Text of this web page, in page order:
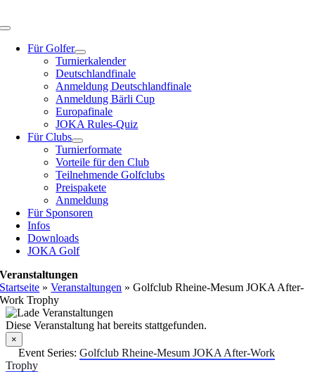
Inhalt
Toggle
NavigationFür Golfer
Turnierkalender
Deutschlandfinale
Anmeldung Deutschlandfinale
Anmeldung Bärli Cup
Europafinale
JOKA Rules-Quiz
Für Clubs
Turnierformate
Vorteile für den Club
Teilnehmende Golfclubs
Preispakete
Anmeldung
Für Sponsoren
Infos
Downloads
JOKA Golf
Veranstaltungen
Startseite »Veranstaltungen »Golfclub Rheine-Mesum JOKA After-
Work Trophy
Diese Veranstaltung hat bereits stattgefunden.
×
Event Series: Golfclub Rheine-Mesum JOKA After-Work
Trophy